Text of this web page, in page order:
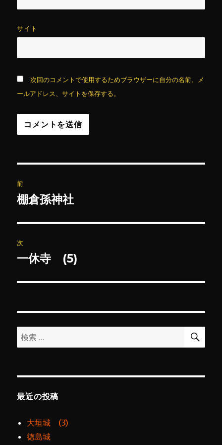
サイト
次回のコメントで使用するためブラウザーに自分の名前、メ
ールアドレス、サイトを保存する。
稿
ビ
ゲ
ー
ン
前
前
投
稿:
棚倉孫神社
次
次
投
一休寺 (5)
検
索:
検
最近の投稿
大垣城 (3)
徳島城